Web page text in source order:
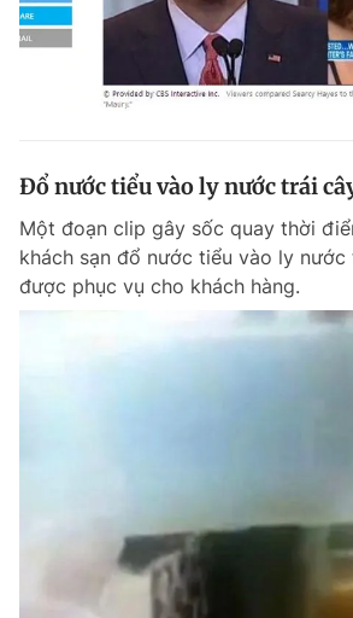
Đổ nước tiểu vào ly nước trái
Một đoạn clip gây sốc quay thời
khách sạn đổ nước tiểu vào ly
được phục vụ cho khách hàng.